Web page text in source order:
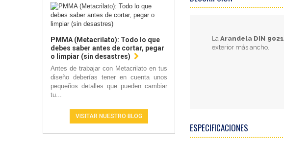
PMMA (Metacrilato): Todo lo que
debes saber antes de cortar, pegar
o limpiar (sin desastres)
Antes de trabajar con Metacrilato en tus
diseño deberías tener en cuenta unos
pequeños detalles que pueden cambiar
tu...
VISITAR NUESTRO BLOG
La Arandela DIN 9021
exterior más ancho.
ESPECIFICACIONES